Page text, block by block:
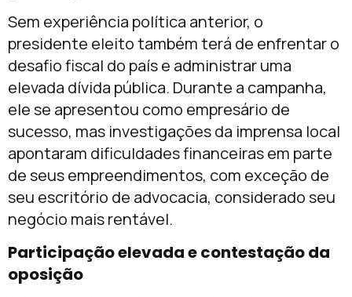
Sem experiência política anterior, o
presidente eleito também terá de enfrentar o
desafio fiscal do país e administrar uma
elevada dívida pública. Durante a campanha,
ele se apresentou como empresário de
sucesso, mas investigações da imprensa local
apontaram dificuldades financeiras em parte
de seus empreendimentos, com exceção de
seu escritório de advocacia, considerado seu
negócio mais rentável.
Participação elevada e contestação da
oposição